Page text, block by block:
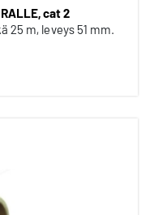
cat 2
25 m, leveys 51 mm.